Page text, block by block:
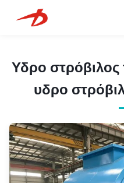
Υδρο
υδρο